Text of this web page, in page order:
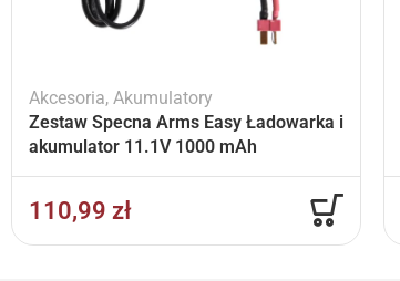
Akcesoria, Akumulatory
Zestaw Specna Arms Easy Ładowarka i
akumulator 11.1V 1000 mAh
110,99 zł